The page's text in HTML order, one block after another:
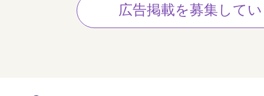
広告掲載を募集して